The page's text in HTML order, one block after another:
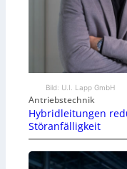
Bild: U.I. Lapp GmbH
Antriebstechnik
Hybridleitungen
Störanfälligkeit